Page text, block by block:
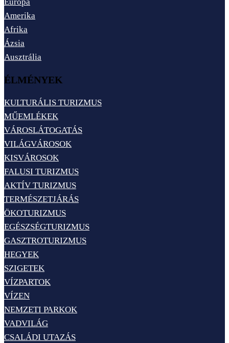
Amerika
Afrika
Ázsia
Ausztrália
ÉLMÉNYEK
KULTURÁLIS TURIZMUS
MŰEMLÉKEK
VÁROSLÁTOGATÁS
VILÁGVÁROSOK
KISVÁROSOK
FALUSI TURIZMUS
AKTÍV TURIZMUS
TERMÉSZETJÁRÁS
ÖKOTURIZMUS
EGÉSZSÉGTURIZMUS
GASZTROTURIZMUS
HEGYEK
SZIGETEK
VÍZPARTOK
VÍZEN
NEMZETI PARKOK
VADVILÁG
CSALÁDI UTAZÁS